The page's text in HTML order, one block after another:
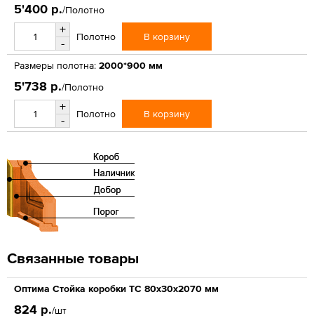
5'400 р./Полотно
+
-
Полотно В корзину
Размеры полотна: 2000*900 мм
5'738 р./Полотно
+
-
Полотно В корзину
Связанные товары
Оптима Стойка коробки ТС 80х30х2070 мм
824 р./шт